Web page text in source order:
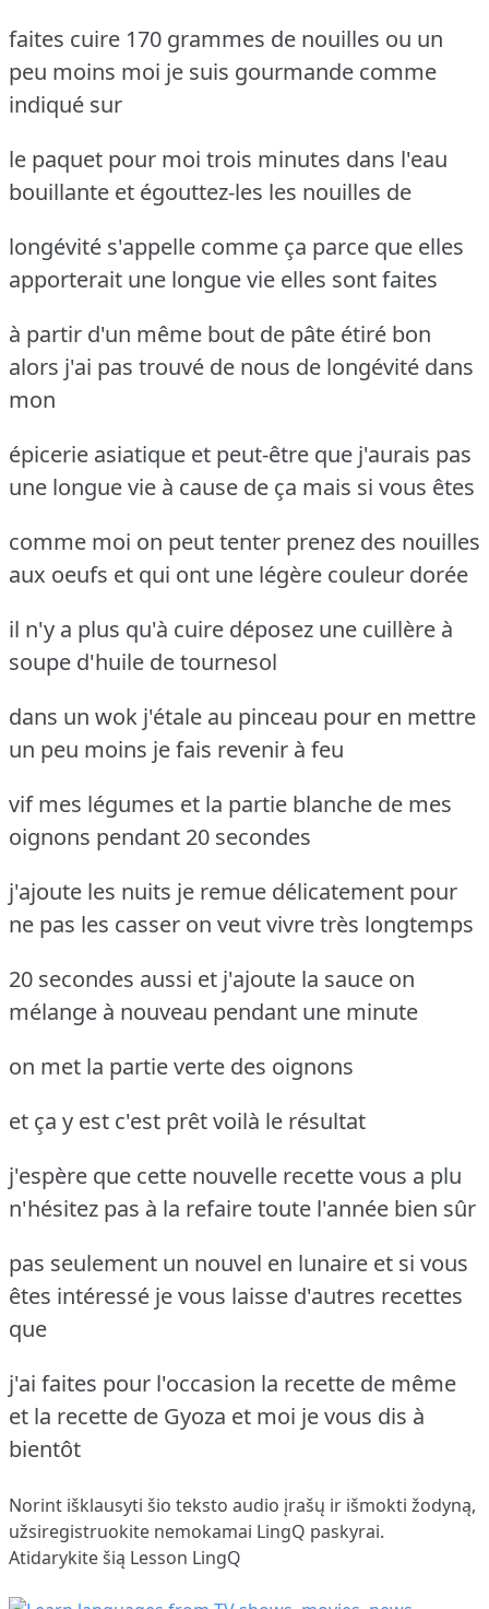
faites cuire 170 grammes de nouilles ou un
peu moins moi je suis gourmande comme
indiqué sur
le paquet pour moi trois minutes dans l'eau
bouillante et égouttez-les les nouilles de
longévité s'appelle comme ça parce que elles
apporterait une longue vie elles sont faites
à partir d'un même bout de pâte étiré bon
alors j'ai pas trouvé de nous de longévité dans
mon
épicerie asiatique et peut-être que j'aurais pas
une longue vie à cause de ça mais si vous êtes
comme moi on peut tenter prenez des nouilles
aux oeufs et qui ont une légère couleur dorée
il n'y a plus qu'à cuire déposez une cuillère à
soupe d'huile de tournesol
dans un wok j'étale au pinceau pour en mettre
un peu moins je fais revenir à feu
vif mes légumes et la partie blanche de mes
oignons pendant 20 secondes
j'ajoute les nuits je remue délicatement pour
ne pas les casser on veut vivre très longtemps
20 secondes aussi et j'ajoute la sauce on
mélange à nouveau pendant une minute
on met la partie verte des oignons
et ça y est c'est prêt voilà le résultat
j'espère que cette nouvelle recette vous a plu
n'hésitez pas à la refaire toute l'année bien sûr
pas seulement un nouvel en lunaire et si vous
êtes intéressé je vous laisse d'autres recettes
que
j'ai faites pour l'occasion la recette de même
et la recette de Gyoza et moi je vous dis à
bientôt
Norint išklausyti šio teksto audio įrašų ir išmokti žodyną,
užsiregistruokite nemokamai LingQ paskyrai.
Atidarykite šią Lesson LingQ